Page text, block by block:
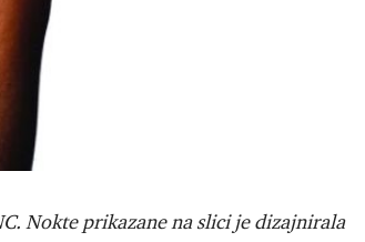
Nokte prikazane na slici je dizajnirala